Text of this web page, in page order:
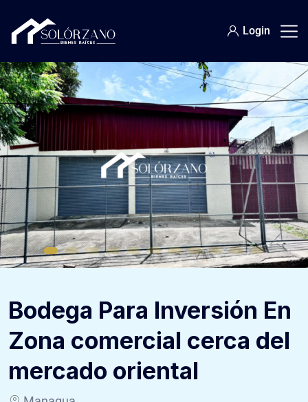
Login
Bodega Para Inversión En
Zona comercial cerca del
mercado oriental